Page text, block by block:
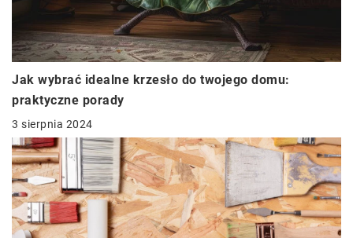
Jak wybrać idealne krzesło do twojego domu:
praktyczne porady
3 sierpnia 2024